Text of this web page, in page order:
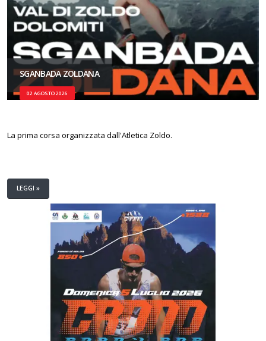
SGANBADA ZOLDANA
02 AGOSTO 2026
La prima corsa organizzata dall'Atletica Zoldo.
LEGGI »